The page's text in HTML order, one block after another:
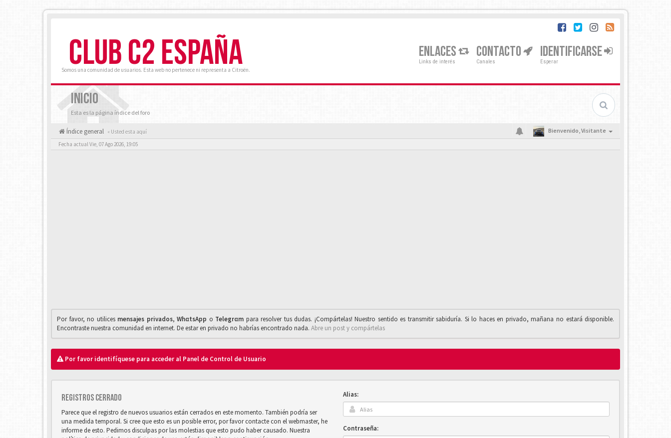
CLUB C2 ESPAÑA
Somos una comunidad de usuarios. Esta web no pertenece ni representa a Citroën.
ENLACES
Links de interés
CONTACTO
Canales
IDENTIFICARSE
Esperar
INICIO
Esta es la página índice del foro
Índice general « Usted esta aquí Bienvenido,Visitante
Fecha actual Vie, 07 Ago 2026, 19:05
Por favor, no utilices mensajes privados,WhαtsApp o Telegrαm para resolver tus dudas. ¡Compártelas! Nuestro sentido es transmitir sabiduría. Si lo haces en privado, mañana no estará disponible.
Encontraste nuestra comunidad en internet. De estar en privado no habrías encontrado nada. Abre un post y compártelas
Por favor identifíquese para acceder al Panel de Control de Usuario
Registros cerrado
Parece que el registro de nuevos usuarios están cerrados en este momento. También podría ser
una medida temporal. Si cree que esto es un posible error, por favor contacte con el webmaster, he
informe de esto. Pedimos disculpas por las molestias que esto pudo haber causado. Nuestra
Alias:
Contraseña: